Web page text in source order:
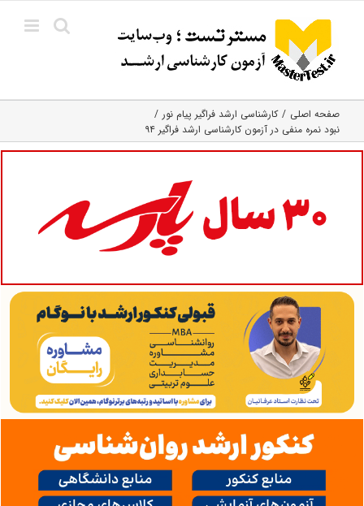
content
صفحه اصلی
کارشناسی ارشد فراگیر پیام نور
نبود نمره منفی در آزمون کارشناسی ارشد فراگیر ۹۴